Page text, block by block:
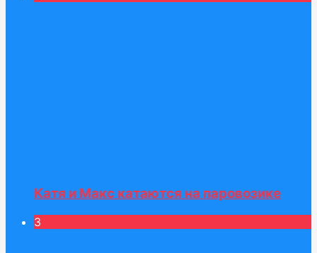
Катя и Макс катаются на паровозике
3